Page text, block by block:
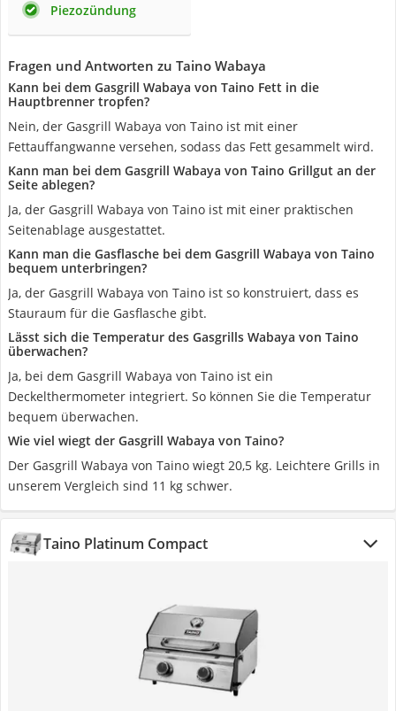
Piezozündung
Fragen und Antworten zu Taino Wabaya
Kann bei dem Gasgrill Wabaya von Taino Fett in die
Hauptbrenner tropfen?
Nein, der Gasgrill Wabaya von Taino ist mit einer
Fettauffangwanne versehen, sodass das Fett gesammelt wird.
Kann man bei dem Gasgrill Wabaya von Taino Grillgut an der
Seite ablegen?
Ja, der Gasgrill Wabaya von Taino ist mit einer praktischen
Seitenablage ausgestattet.
Kann man die Gasflasche bei dem Gasgrill Wabaya von Taino
bequem unterbringen?
Ja, der Gasgrill Wabaya von Taino ist so konstruiert, dass es
Stauraum für die Gasflasche gibt.
Lässt sich die Temperatur des Gasgrills Wabaya von Taino
überwachen?
Ja, bei dem Gasgrill Wabaya von Taino ist ein
Deckelthermometer integriert. So können Sie die Temperatur
bequem überwachen.
Wie viel wiegt der Gasgrill Wabaya von Taino?
Der Gasgrill Wabaya von Taino wiegt 20,5 kg. Leichtere Grills in
unserem Vergleich sind 11 kg schwer.
Taino Platinum Compact